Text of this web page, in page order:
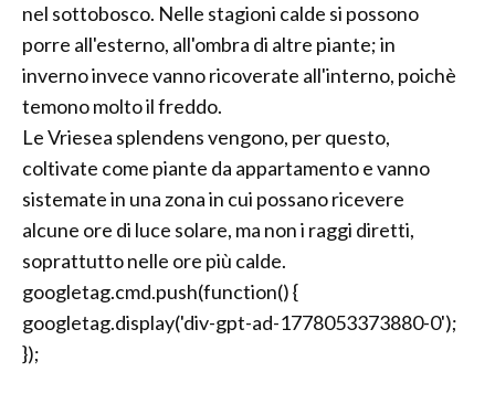
nel sottobosco. Nelle stagioni calde si possono
porre all'esterno, all'ombra di altre piante; in
inverno invece vanno ricoverate all'interno, poichè
temono molto il freddo.
Le Vriesea splendens vengono, per questo,
coltivate come piante da appartamento e vanno
sistemate in una zona in cui possano ricevere
alcune ore di luce solare, ma non i raggi diretti,
soprattutto nelle ore più calde.
googletag.cmd.push(function() {
googletag.display('div-gpt-ad-1778053373880-0');
});